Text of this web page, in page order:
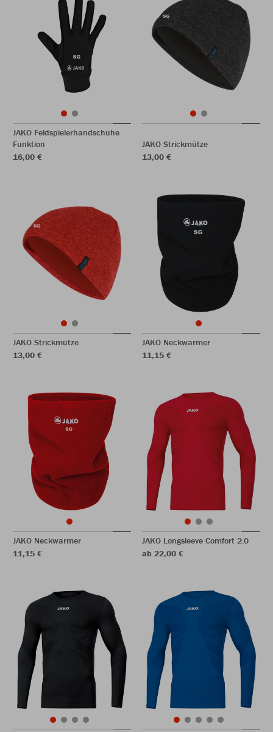
JAKO Feldspielerhandschuhe
Funktion
16,00 €
JAKO Strickmütze
13,00 €
JAKO Strickmütze
13,00 €
JAKO Neckwarmer
11,15 €
JAKO Neckwarmer
11,15 €
JAKO Longsleeve Comfort 2.0
ab 22,00 €